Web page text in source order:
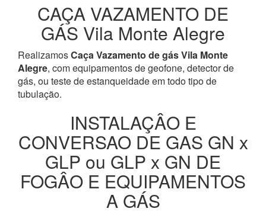
CAÇA VAZAMENTO DE
GÁS Vila Monte Alegre
RealizamosCaça Vazamento de gás Vila Monte
Alegre, com equipamentos de geofone, detector de
gás, ou teste de estanqueidade em todo tipo de
tubulação.
INSTALAÇÂO E
CONVERSAO DE GAS GN x
GLP ou GLP x GN DE
FOGÂO E EQUIPAMENTOS
A GÁS